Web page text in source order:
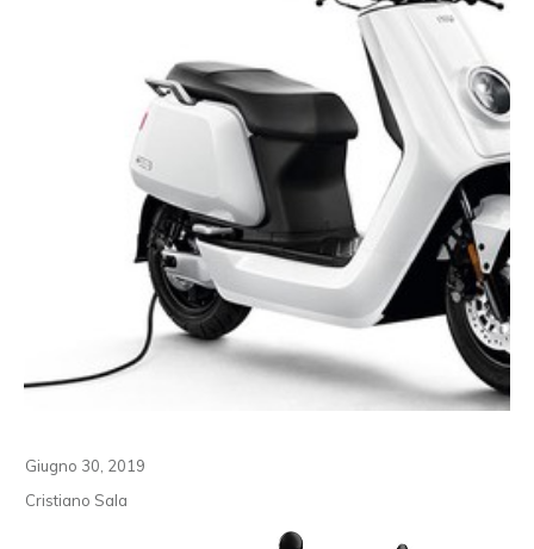
Giugno 30, 2019
Cristiano Sala